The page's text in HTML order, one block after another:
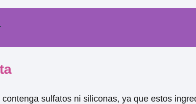
sulfatos ni siliconas, ya que estos